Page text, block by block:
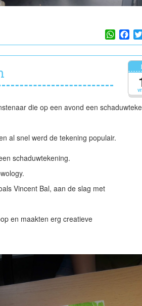
die op een avond een
al snel werd de tekening populair.
schaduwtekening.
Vincent Bal, aan de slag met
en maakten erg creatieve